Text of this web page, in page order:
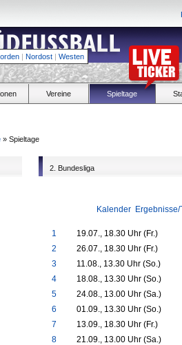
| Nordost | Westen
Vereine Spieltage
» Spieltage
2. Bundesliga
Kalender
1
19.07., 18.30 Uhr (Fr.)
2
26.07., 18.30 Uhr (Fr.)
3
11.08., 13.30 Uhr (So.)
4
18.08., 13.30 Uhr (So.)
5
24.08., 13.00 Uhr (Sa.)
6
01.09., 13.30 Uhr (So.)
7
13.09., 18.30 Uhr (Fr.)
8
21.09., 13.00 Uhr (Sa.)